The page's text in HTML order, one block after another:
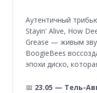
Аутентичный
Stayin' Alive, How
Grease — живым
BoogieBees
эпохи диско,
📅 23.05 — Тель-